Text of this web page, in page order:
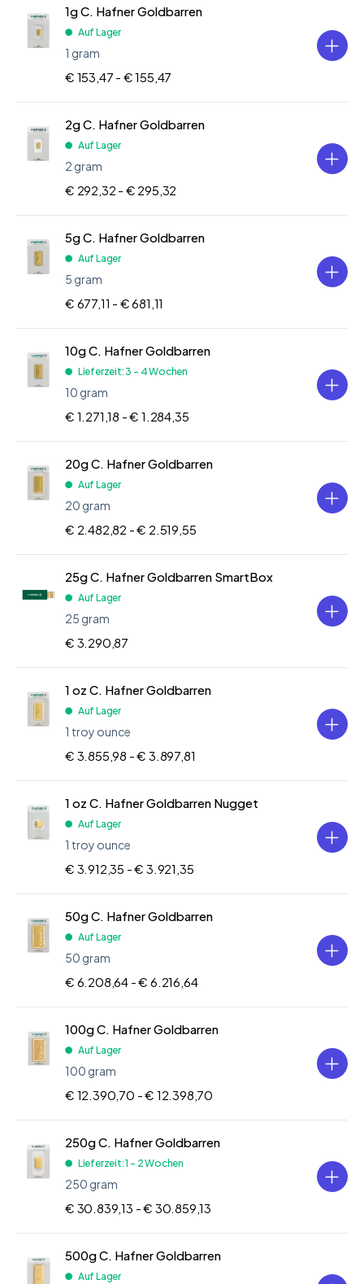
1g C. Hafner Goldbarren
Auf Lager
1 gram
€ 153,47 - € 155,47
2g C. Hafner Goldbarren
Auf Lager
2 gram
€ 292,32 - € 295,32
5g C. Hafner Goldbarren
Auf Lager
5 gram
€ 677,11 - € 681,11
10g C. Hafner Goldbarren
Lieferzeit: 3 - 4 Wochen
10 gram
€ 1.271,18 -€ 1.284,35
20g C. Hafner Goldbarren
Auf Lager
20 gram
€ 2.482,82 -€ 2.519,55
25g C. Hafner Goldbarren SmartBox
Auf Lager
25 gram
€ 3.290,87
1 oz C. Hafner Goldbarren
Auf Lager
1 troy ounce
€ 3.855,98 -€ 3.897,81
1 oz C. Hafner Goldbarren Nugget
Auf Lager
1 troy ounce
€ 3.912,35 -€ 3.921,35
50g C. Hafner Goldbarren
Auf Lager
50 gram
€ 6.208,64 -€ 6.216,64
100g C. Hafner Goldbarren
Auf Lager
100 gram
€ 12.390,70 -€ 12.398,70
250g C. Hafner Goldbarren
Lieferzeit: 1 - 2 Wochen
250 gram
€ 30.839,13 -€ 30.859,13
500g C. Hafner Goldbarren
Auf Lager